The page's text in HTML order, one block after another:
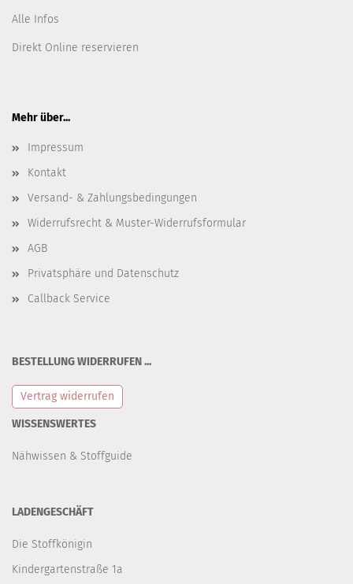
Alle Infos
Direkt Online reservieren
Mehr über...
Impressum
Kontakt
Versand- & Zahlungsbedingungen
Widerrufsrecht & Muster-Widerrufsformular
AGB
Privatsphäre und Datenschutz
Callback Service
BESTELLUNG WIDERRUFEN ...
Vertrag widerrufen
WISSENSWERTES
Nähwissen & Stoffguide
LADENGESCHÄFT
Die Stoffkönigin
Kindergartenstraße 1a